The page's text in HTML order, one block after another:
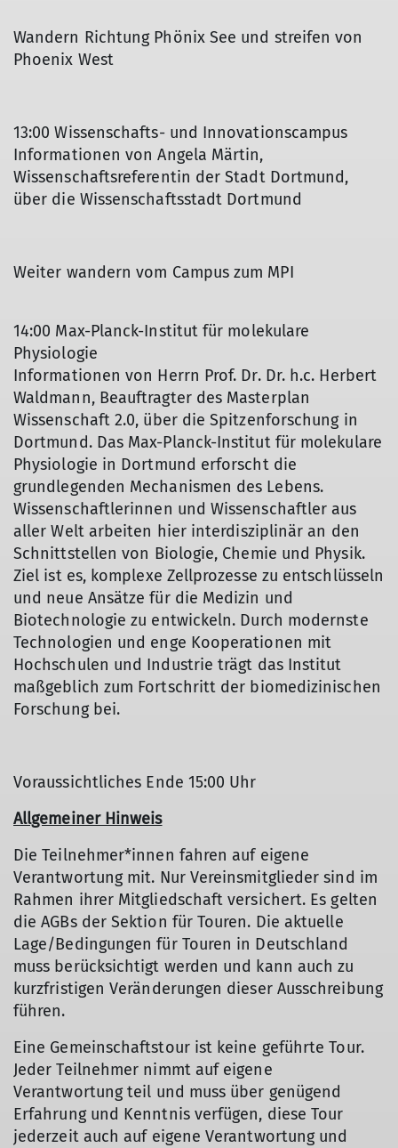
Wandern Richtung Phönix See und streifen von
Phoenix West
13:00 Wissenschafts- und Innovationscampus
Informationen von Angela Märtin,
Wissenschaftsreferentin der Stadt Dortmund,
über die Wissenschaftsstadt Dortmund
Weiter wandern vom Campus zum MPI
14:00 Max-Planck-Institut für molekulare
Physiologie
Informationen von Herrn Prof. Dr. Dr. h.c. Herbert
Waldmann, Beauftragter des Masterplan
Wissenschaft 2.0, über die Spitzenforschung in
Dortmund. Das Max-Planck-Institut für molekulare
Physiologie in Dortmund erforscht die
grundlegenden Mechanismen des Lebens.
Wissenschaftlerinnen und Wissenschaftler aus
aller Welt arbeiten hier interdisziplinär an den
Schnittstellen von Biologie, Chemie und Physik.
Ziel ist es, komplexe Zellprozesse zu entschlüsseln
und neue Ansätze für die Medizin und
Biotechnologie zu entwickeln. Durch modernste
Technologien und enge Kooperationen mit
Hochschulen und Industrie trägt das Institut
maßgeblich zum Fortschritt der biomedizinischen
Forschung bei.
Voraussichtliches Ende 15:00 Uhr
Allgemeiner Hinweis
Die Teilnehmer*innen fahren auf eigene
Verantwortung mit. Nur Vereinsmitglieder sind im
Rahmen ihrer Mitgliedschaft versichert. Es gelten
die AGBs der Sektion für Touren. Die aktuelle
Lage/Bedingungen für Touren in Deutschland
muss berücksichtigt werden und kann auch zu
kurzfristigen Veränderungen dieser Ausschreibung
führen.
Eine Gemeinschaftstour ist keine geführte Tour.
Jeder Teilnehmer nimmt auf eigene
Verantwortung teil und muss über genügend
Erfahrung und Kenntnis verfügen, diese Tour
jederzeit auch auf eigene Verantwortung und